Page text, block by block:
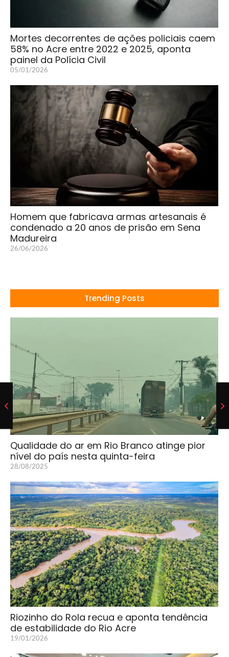
Mortes decorrentes de ações policiais caem
58% no Acre entre 2022 e 2025, aponta
painel da Polícia Civil
05/01/2026
Homem que fabricava armas artesanais é
condenado a 20 anos de prisão em Sena
Madureira
26/06/2026
Trending Posts
Qualidade do ar em Rio Branco atinge pior
nível do país nesta quinta-feira
28/08/2025
Riozinho do Rola recua e aponta tendência
de estabilidade do Rio Acre
19/01/2026